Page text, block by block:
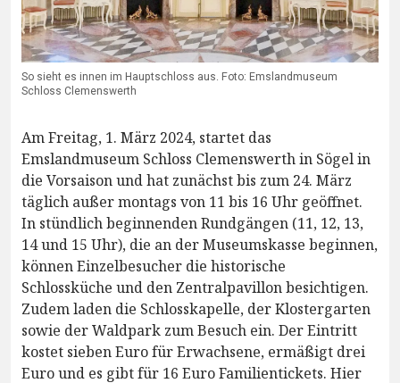
So sieht es innen im Hauptschloss aus. Foto: Emslandmuseum
Schloss Clemenswerth
Am Freitag, 1. März 2024, startet das
Emslandmuseum Schloss Clemenswerth in Sögel in
die Vorsaison und hat zunächst bis zum 24. März
täglich außer montags von 11 bis 16 Uhr geöffnet.
In stündlich beginnenden Rundgängen (11, 12, 13,
14 und 15 Uhr), die an der Museumskasse beginnen,
können Einzelbesucher die historische
Schlossküche und den Zentralpavillon besichtigen.
Zudem laden die Schlosskapelle, der Klostergarten
sowie der Waldpark zum Besuch ein. Der Eintritt
kostet sieben Euro für Erwachsene, ermäßigt drei
Euro und es gibt für 16 Euro Familientickets. Hier